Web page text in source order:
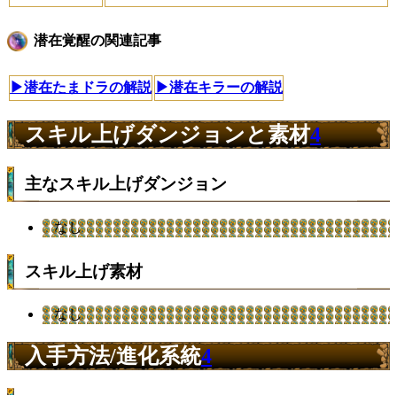
潜在覚醒の関連記事
▶潜在たまドラの解説 ▶潜在キラーの解説
スキル上げダンジョンと素材4
主なスキル上げダンジョン
なし
スキル上げ素材
なし
入手方法/進化系統4